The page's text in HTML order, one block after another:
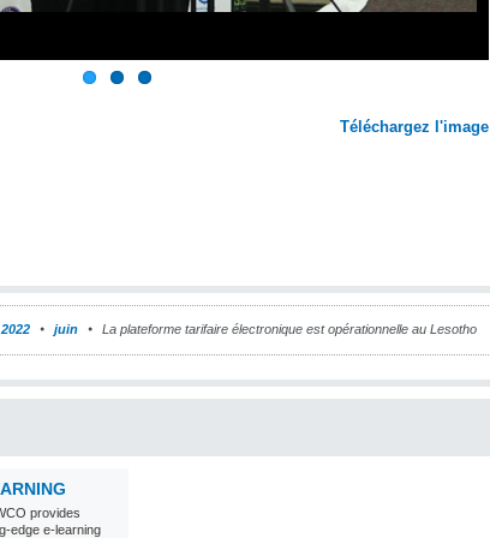
Téléchargez l'image
2022 juin La plateforme tarifaire électronique est opérationnelle au Lesotho
provides
edge e-learning